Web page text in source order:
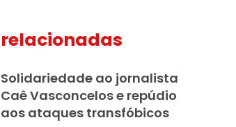
relacionadas
Solidariedade ao jornalista
Caê Vasconcelos e repúdio
aos ataques transfóbicos